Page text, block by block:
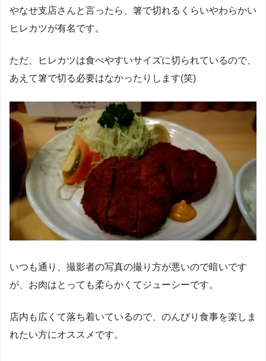
やなせ支店さんと言ったら、箸で切れるくらいやわらかい
ヒレカツが有名です。
ただ、ヒレカツは食べやすいサイズに切られているので、
あえて箸で切る必要はなかったりします(笑)
いつも通り、撮影者の写真の撮り方が悪いので暗いです
が、お肉はとっても柔らかくてジューシーです。
店内も広くて落ち着いているので、のんびり食事を楽しま
れたい方にオススメです。